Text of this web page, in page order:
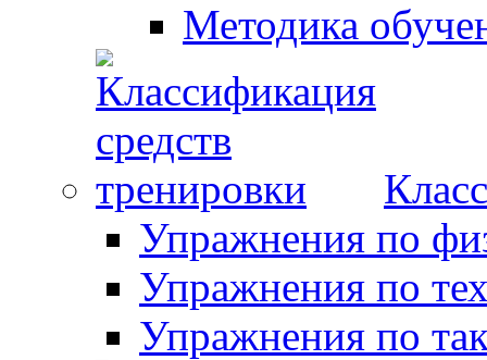
Методика
Упражнения по
Упражнения по
Упражнения по